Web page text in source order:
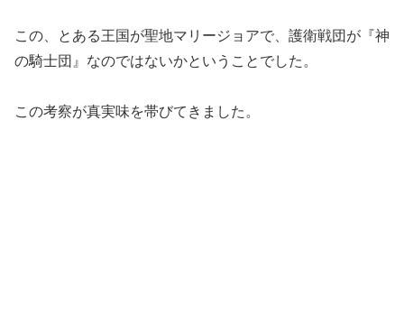
この、とある王国が聖地マリージョアで、護衛戦団が『神
の騎士団』なのではないかということでした。
この考察が真実味を帯びてきました。